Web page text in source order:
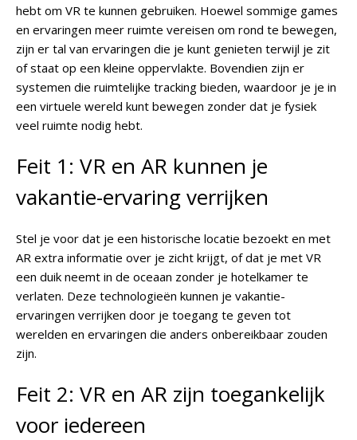
hebt om VR te kunnen gebruiken. Hoewel sommige games
en ervaringen meer ruimte vereisen om rond te bewegen,
zijn er tal van ervaringen die je kunt genieten terwijl je zit
of staat op een kleine oppervlakte. Bovendien zijn er
systemen die ruimtelijke tracking bieden, waardoor je je in
een virtuele wereld kunt bewegen zonder dat je fysiek
veel ruimte nodig hebt.
Feit 1: VR en AR kunnen je
vakantie-ervaring verrijken
Stel je voor dat je een historische locatie bezoekt en met
AR extra informatie over je zicht krijgt, of dat je met VR
een duik neemt in de oceaan zonder je hotelkamer te
verlaten. Deze technologieën kunnen je vakantie-
ervaringen verrijken door je toegang te geven tot
werelden en ervaringen die anders onbereikbaar zouden
zijn.
Feit 2: VR en AR zijn toegankelijk
voor iedereen